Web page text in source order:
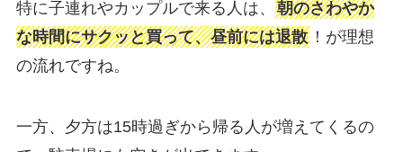
特に子連れやカップルで来る人は、 朝のさわやか
な時間にサクッと買って、昼前には退散！が理想
の流れですね。
一方、夕方は15時過ぎから帰る人が増えてくるの